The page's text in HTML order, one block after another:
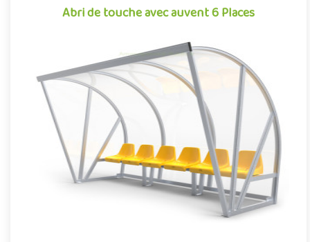
Abri de touche avec auvent 6 Places
Abri de touche avec auvent 6 Places
Équipement pour aménagements sportifs extérieurs
conjuguant confort et robustesse, cet abri de touche monobloc
garantit une i..
Offre partenaire